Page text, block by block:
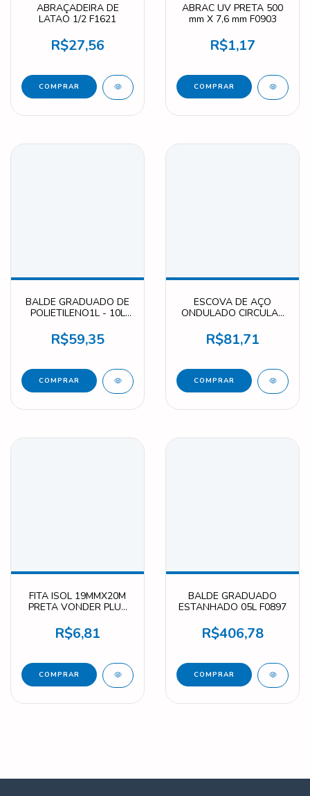
ABRAÇADEIRA DE
LATAO 1/2 F1621
R$27,56
ABRAC UV PRETA 500
mm X 7,6 mm F0903
R$1,17
BALDE GRADUADO DE
POLIETILENO1L - 10L
R$59,35
ESCOVA DE AÇO
ONDULADO CIRCULAR
R$81,71
FITA ISOL 19MMX20M
PRETA VONDER PLUS
R$6,81
BALDE GRADUADO
ESTANHADO 05L F0897
R$406,78